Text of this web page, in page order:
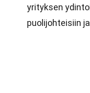
yrityksen
puolijohteisiin